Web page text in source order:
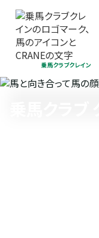
乗馬クラブクレイン